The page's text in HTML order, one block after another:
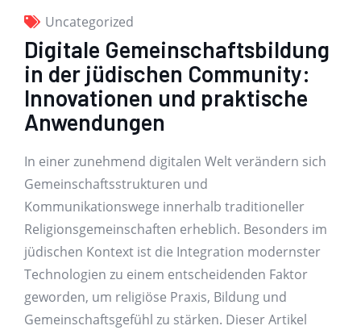
Uncategorized
Digitale Gemeinschaftsbildung
in der jüdischen Community:
Innovationen und praktische
Anwendungen
In einer zunehmend digitalen Welt verändern sich
Gemeinschaftsstrukturen und
Kommunikationswege innerhalb traditioneller
Religionsgemeinschaften erheblich. Besonders im
jüdischen Kontext ist die Integration modernster
Technologien zu einem entscheidenden Faktor
geworden, um religiöse Praxis, Bildung und
Gemeinschaftsgefühl zu stärken. Dieser Artikel